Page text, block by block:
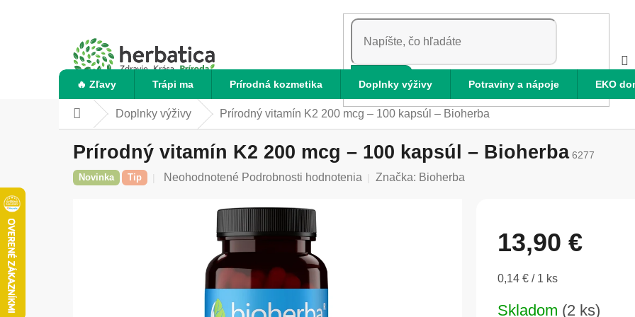
HĽADAŤ
🔥 Zľavy Trápi ma Prírodná kozmetika Doplnky výživy Potraviny a nápoje EKO
DomovDoplnky výživy Prírodný vitamín K2 200 mcg – 100 kapsúl – Bioherba
Prírodný vitamín K2 200 mcg – 100 kapsúl – Bioherba 6277
Novinka Tip
Priemerné
hviezdičiek.
Neohodnotené Podrobnosti hodnotenia Značka: Bioherba
13,90 €
Jednotková
0,14 € / 1 ks
Skladom (2 ks)